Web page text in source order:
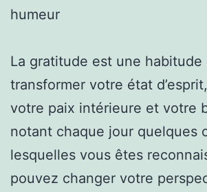
humeur
La gratitude est une
transformer votre état
votre paix intérieure et votre
notant chaque jour quelques
lesquelles vous êtes
pouvez changer votre